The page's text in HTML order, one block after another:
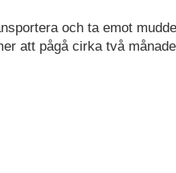
och ta emot
att pågå cirka två